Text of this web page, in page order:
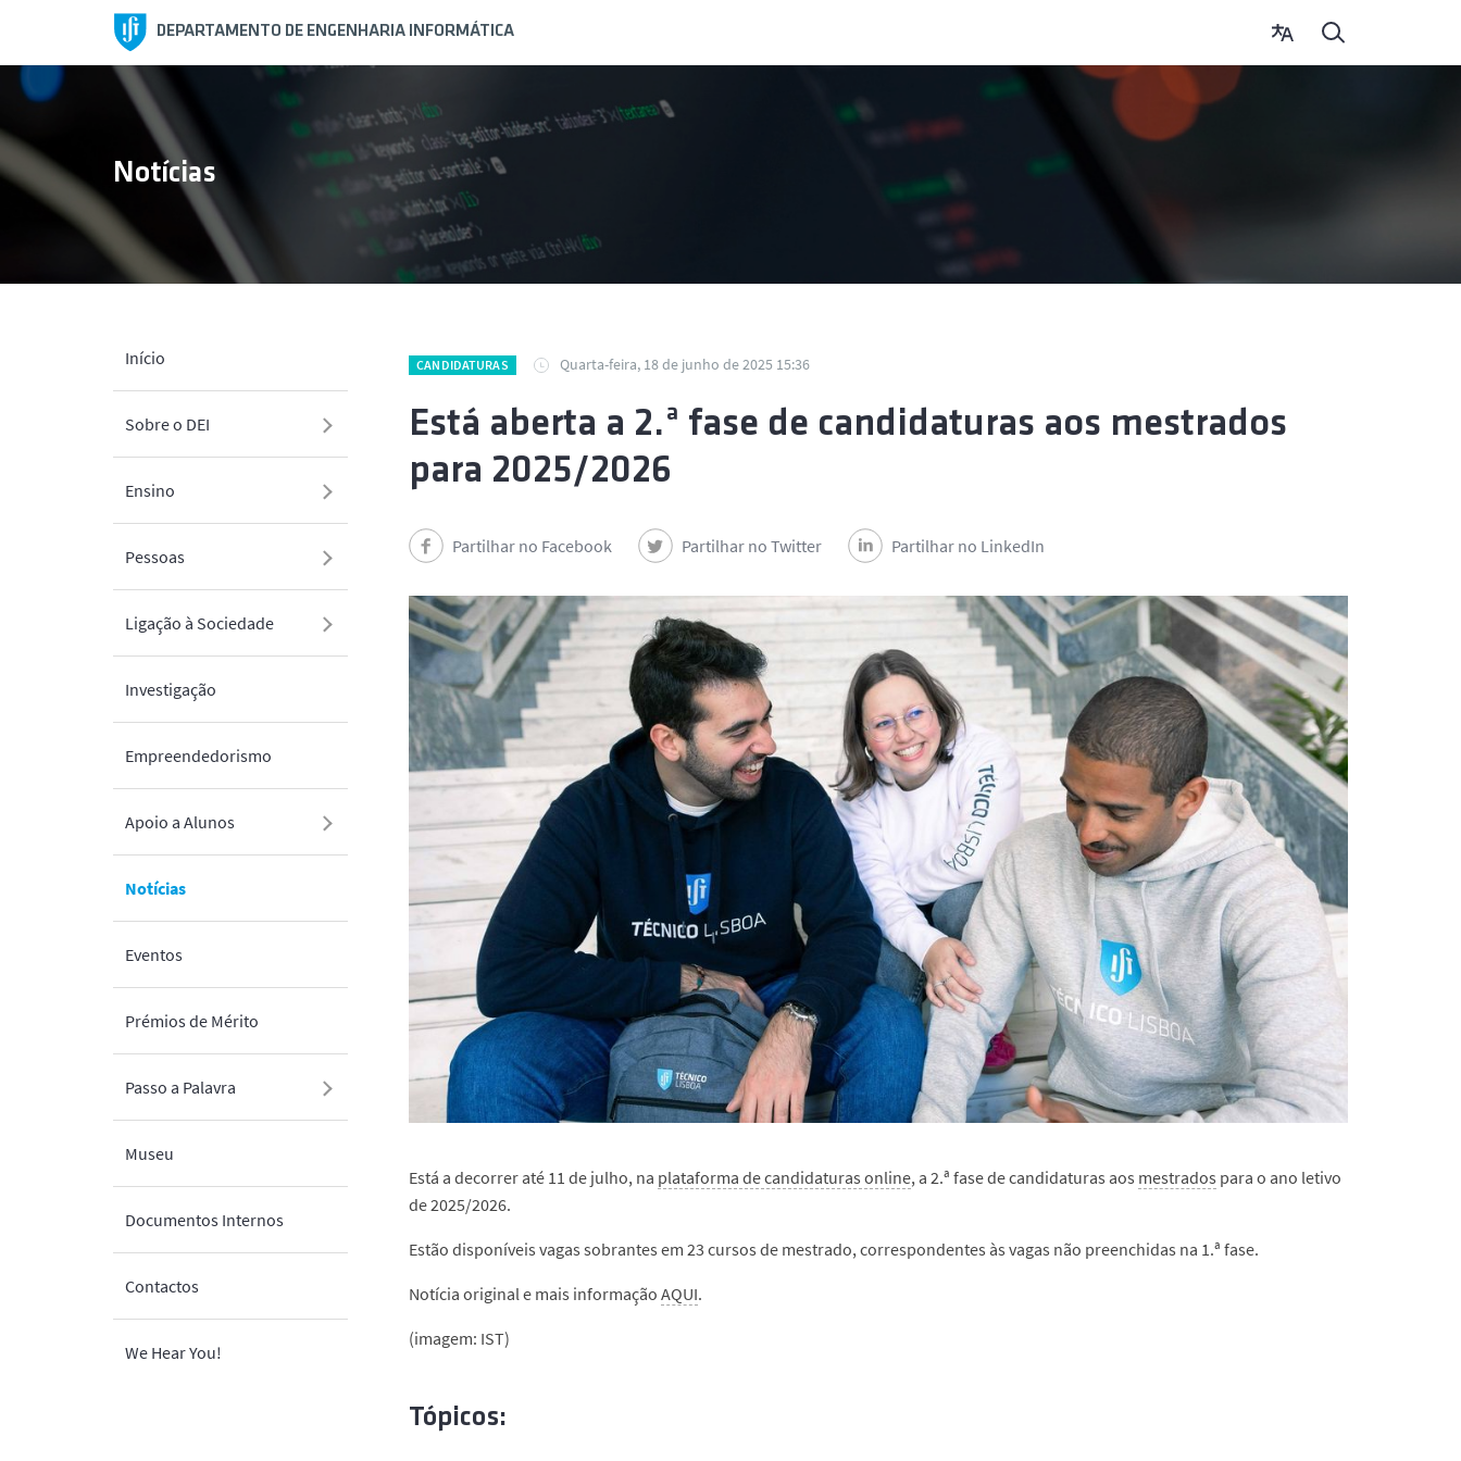
DEPARTAMENTO DE ENGENHARIA INFORMÁTICA
Início
Sobre o DEI
Ensino
Pessoas
Ligação à Sociedade
Investigação
Empreendedorismo
Apoio a Alunos
Notícias
Eventos
Prémios de Mérito
Passo a Palavra
Museu
Documentos Internos
Contactos
We Hear You!
Notícias
CANDIDATURAS Quarta-feira, 18 de junho de 2025 15:36
Está aberta a 2.ª fase de candidaturas aos mestrados
para 2025/2026
Partilhar no Facebook Partilhar no Twitter Partilhar no LinkedIn
Está a decorrer até 11 de julho, na plataforma de candidaturas online, a 2.ª fase de candidaturas aos mestrados para o ano letivo
de 2025/2026.
Estão disponíveis vagas sobrantes em 23 cursos de mestrado, correspondentes às vagas não preenchidas na 1.ª fase.
Notícia original e mais informação AQUI.
(imagem: IST)
Tópicos: